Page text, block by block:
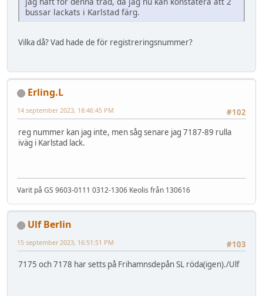
bussar lackats i Karlstad färg.
Vilka då? Vad hade de för registreringsnummer?
Erling.L
#102
14 september 2023, 18:46:45 PM
reg nummer kan jag inte, men såg senare jag 7187-89 rulla
iväg i Karlstad lack.
Varit på GS 9603-0111 0312-1306 Keolis från 130616
Ulf Berlin
#103
15 september 2023, 16:51:51 PM
7175 och 7178 har setts på Frihamnsdepån SL röda(igen)./Ulf